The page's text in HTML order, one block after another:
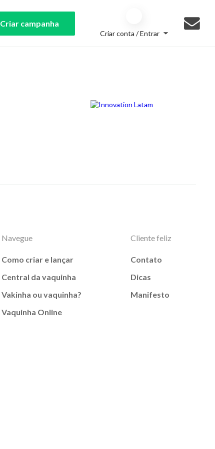
Criar campanha
Criar conta / Entrar
Navegue
Como criar e lançar
Central da vaquinha
Vakinha ou vaquinha?
Vaquinha Online
Cliente feliz
Contato
Dicas
Manifesto